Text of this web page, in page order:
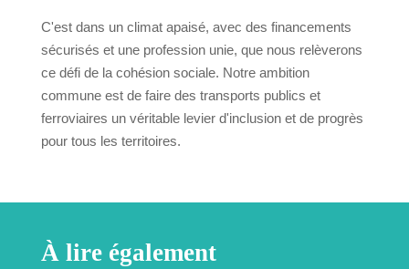
C'est dans un climat apaisé, avec des financements
sécurisés et une profession unie, que nous relèverons
ce défi de la cohésion sociale. Notre ambition
commune est de faire des transports publics et
ferroviaires un véritable levier d'inclusion et de progrès
pour tous les territoires.
À lire également